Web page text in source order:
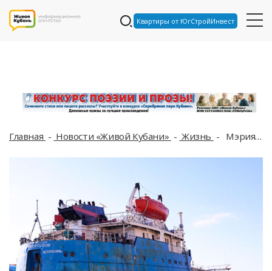
Квартиры от ЮгСтройИнвест
Главная Новости «Живой Кубани» Жизнь Мэрия Анапы намного увеличила сумму претензий за крушение танкеров с мазутом